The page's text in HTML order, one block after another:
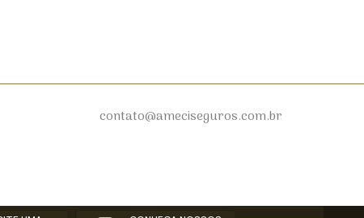
contato@ameciseguros.com.br